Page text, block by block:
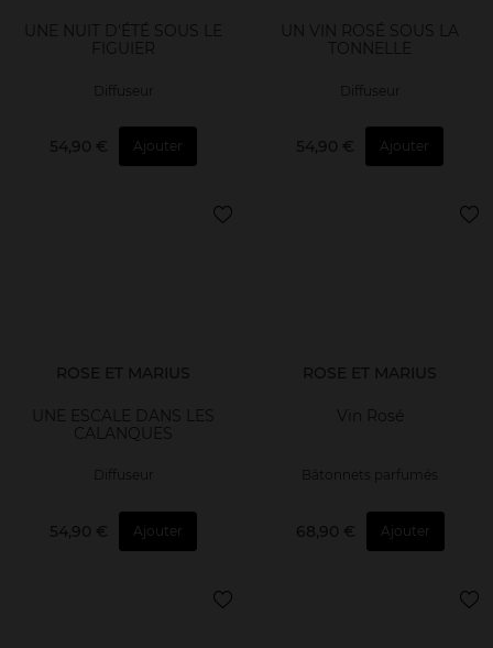
UNE NUIT D'ÉTÉ SOUS LE
FIGUIER
Diffuseur
54,90 € Ajouter
UN VIN ROSÉ SOUS LA
TONNELLE
Diffuseur
54,90 € Ajouter
ROSE ET MARIUS
UNE ESCALE DANS LES
CALANQUES
54,90 € Ajouter
ROSE ET MARIUS
Vin Rosé
Bâtonnets parfumés
68,90 € Ajouter